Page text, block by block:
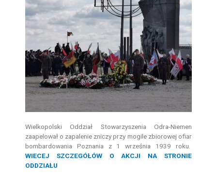
Wielkopolski Oddział Stowarzyszenia Odra-Niemen
zaapelował o zapalenie zniczy przy mogile zbiorowej ofiar
bombardowania Poznania z 1 września 1939 roku.
WIECEJ SZCZEGÓŁÓW O AKCJI NA STRONIE
ODDZIAŁU